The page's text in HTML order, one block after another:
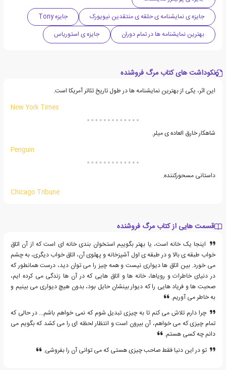
جایزه ی نمایشنامه ی حلقه ی منتقدین نیویورک
جایزه Tony
بهترین نمایشنامه ها در تمام دوران
جایزه ی استوریاس
نکوداشت های کتاب مرگ فروشنده
این اثر، یکی از بهترین نمایشنامه ها در طول تاریخ تئاتر آمریکا است.
New York Times
شاهکار خارق العاده ی میلر.
Penguin
داستانی مسحورکننده.
Chicago Tribune
قسمت هایی از کتاب مرگ فروشنده
اینجا یک خانه است، یا بهتر بگوییم استخوان بندی خانه ای است که از آن اتاق
خواب طبقه ی بالا و در طبقه ی اول آشپزخانه و پهلوی آن، اتاق خواب دیگری، به چشم
می خورد. بین اتاق ها دیواری نیست و همه چیز را می توان دید، درست همانطور که
در دنیای خاطرات و رویاها، خانه ها و اتاق هایی که در آن ها زندگی می کرده ایم،
صحبت ها و فریاد هایی را که دیوار بینشان حایل بود، بدون هیچ دیواری می بینیم و
به خاطر می آوریم.
چرا دارم تلاش می کنم تا به چیزی تبدیل شوم که نمی خواهم باشم... در حالی که
تمام چیزی که می خواهم، آن بیرون است و انتظار لحظه ای را می کشد که بگویم می
دانم چه کسی هستم.
تو در این دنیا فقط صاحب چیزی هستی که می توانی آن را بفروشی.